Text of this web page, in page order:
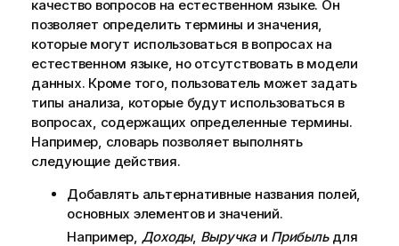
качество вопросов на естественном языке. Он
позволяет определить термины и значения,
которые могут использоваться в вопросах на
естественном языке, но отсутствовать в модели
данных. Кроме того, пользователь может задать
типы анализа, которые будут использоваться в
вопросах, содержащих определенные термины.
Например, словарь позволяет выполнять
следующие действия.
Добавлять альтернативные названия полей,
основных элементов и значений.
Например, Доходы, Выручкаи Прибыльдля